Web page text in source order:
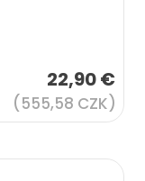
22,90 €
(555,58 CZK)